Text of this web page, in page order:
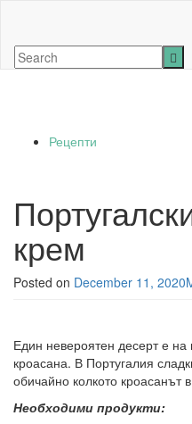
Рецепти
крем
Posted on December 11, 2020
Един невероятен десерт е
кроасана. В Португалия
обичайно колкото кроасанът
Необходими продукти: